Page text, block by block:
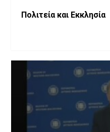
Πολιτεία και Εκκλησία